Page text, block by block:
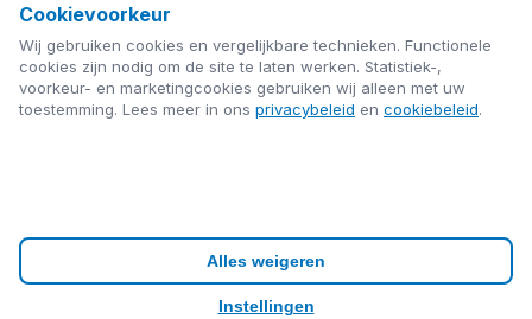
Te koop
Blog
Veelgestelde vragen
Cookies Cookie-instellingen
ultimAItech
· © 2026 ultimAItech. Alle rechten
Cookievoorkeur
Wij gebruiken cookies en vergelijkbare technieken. Functionele
cookies zijn nodig om de site te laten werken. Statistiek-,
voorkeur- en marketingcookies gebruiken wij alleen met uw
toestemming. Lees meer in ons privacybeleid en cookiebeleid.
Alles weigeren
Instellingen